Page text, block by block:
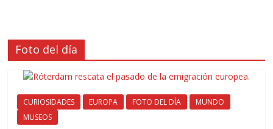
Foto del día
CURIOSIDADES EUROPA FOTO DEL DÍA
MUNDO
MUSEOS